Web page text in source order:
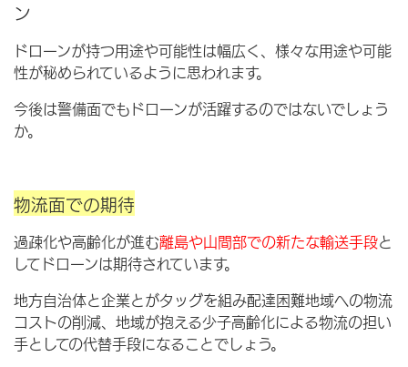
ン
ドローンが持つ用途や可能性は幅広く、様々な用途や可能
性が秘められているように思われます。
今後は警備面でもドローンが活躍するのではないでしょう
か。
物流面での期待
過疎化や高齢化が進む離島や山間部での新たな輸送手段と
してドローンは期待されています。
地方自治体と企業とがタッグを組み配達困難地域への物流
コストの削減、地域が抱える少子高齢化による物流の担い
手としての代替手段になることでしょう。